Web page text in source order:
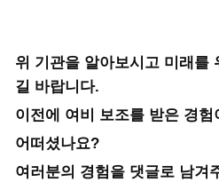
위 기관을 알아보시고 미래를
길 바랍니다.
이전에 여비 보조를 받은 경험
어떠셨나요?
여러분의 경험을 댓글로 남겨